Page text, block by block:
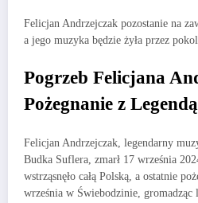
Felicjan Andrzejczak pozostanie na
a jego muzyka będzie żyła przez
Pogrzeb Felicjana
Pożegnanie z Legendą
Felicjan Andrzejczak, legendarny
Budka Suflera, zmarł 17 września
wstrząsnęło całą Polską, a ostatnie
września w Świebodzinie, gromadząc